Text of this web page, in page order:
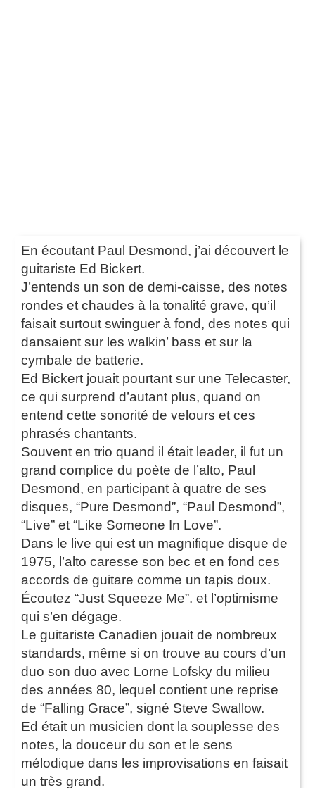
En écoutant Paul Desmond, j’ai découvert le
guitariste Ed Bickert.
J’entends un son de demi-caisse, des notes
rondes et chaudes à la tonalité grave, qu’il
faisait surtout swinguer à fond, des notes qui
dansaient sur les walkin’ bass et sur la
cymbale de batterie.
Ed Bickert jouait pourtant sur une Telecaster,
ce qui surprend d’autant plus, quand on
entend cette sonorité de velours et ces
phrasés chantants.
Souvent en trio quand il était leader, il fut un
grand complice du poète de l’alto, Paul
Desmond, en participant à quatre de ses
disques, “Pure Desmond”, “Paul Desmond”,
“Live” et “Like Someone In Love”.
Dans le live qui est un magnifique disque de
1975, l’alto caresse son bec et en fond ces
accords de guitare comme un tapis doux.
Écoutez “Just Squeeze Me”. et l’optimisme
qui s’en dégage.
Le guitariste Canadien jouait de nombreux
standards, même si on trouve au cours d’un
duo son duo avec Lorne Lofsky du milieu
des années 80, lequel contient une reprise
de “Falling Grace”, signé Steve Swallow.
Ed était un musicien dont la souplesse des
notes, la douceur du son et le sens
mélodique dans les improvisations en faisait
un très grand.